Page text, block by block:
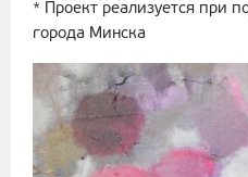
* Проект реализуется при
города Минска